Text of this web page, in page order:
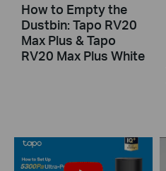
How to Empty the
Dustbin: Tapo RV20
Max Plus & Tapo
RV20 Max Plus White